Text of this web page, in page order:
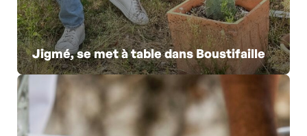
Jigmé, se met à table dans Boustifaille